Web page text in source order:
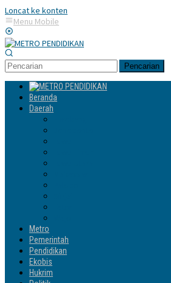
Loncat ke konten
Menu Mobile
Pencarian
Beranda
Daerah
Metro
Pemerintah
Pendidikan
Ekobis
Hukrim